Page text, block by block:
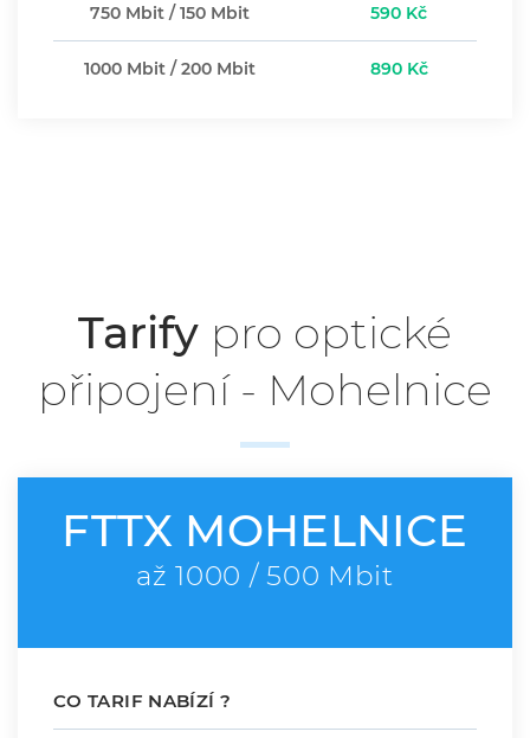
750 Mbit / 150 Mbit 590 Kč
1000 Mbit / 200 Mbit 890 Kč
Tarify pro optické
připojení - Mohelnice
FTTX MOHELNICE
až 1000 / 500 Mbit
CO TARIF NABÍZÍ ?